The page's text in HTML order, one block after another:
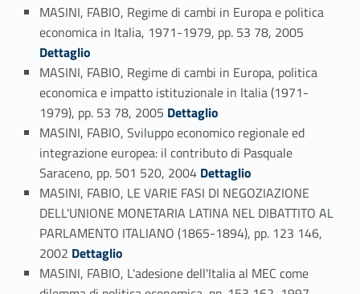
MASINI, FABIO, Regime di cambi in Europa e politica
economica in Italia, 1971-1979, pp. 53 78, 2005
Dettaglio
MASINI, FABIO, Regime di cambi in Europa, politica
economica e impatto istituzionale in Italia (1971-
1979), pp. 53 78, 2005 Link identifier #identifier_person_97106-154
Dettaglio
MASINI, FABIO, Sviluppo economico regionale ed
integrazione europea: il contributo di Pasquale
Saraceno, pp. 501 520, 2004 Link identifier #identifier_person_162974-155
Dettaglio
MASINI, FABIO, LE VARIE FASI DI NEGOZIAZIONE
DELL'UNIONE MONETARIA LATINA NEL DIBATTITO AL
PARLAMENTO ITALIANO (1865-1894), pp. 123 146,
2002 Link identifier #identifier_person_117837-156
Dettaglio
MASINI, FABIO, L'adesione dell'Italia al MEC come